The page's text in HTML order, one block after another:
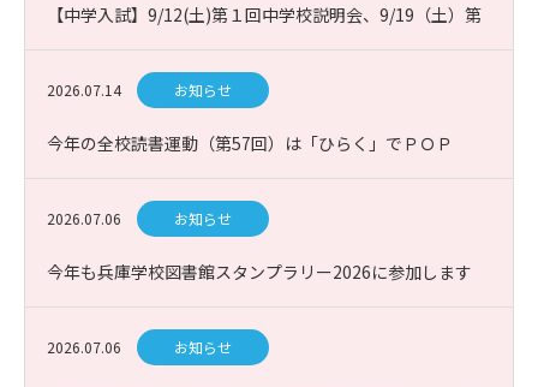
【中学入試】9/12(土)第１回中学校説明会、9/19（土）第
１回課題図書プレゼン入試説明会
2026.07.14 お知らせ
今年の全校読書運動（第57回）は「ひらく」でＰＯＰ
2026.07.06 お知らせ
今年も兵庫学校図書館スタンプラリー2026に参加します
2026.07.06 お知らせ